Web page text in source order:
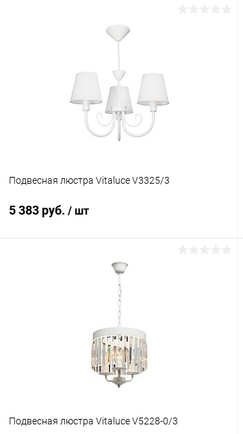
В корзину
В наличии
Подвесная люстра Vitaluce V3325/3
5 383 руб. / шт
В корзину
Подвесная люстра Vitaluce V5228-0/3